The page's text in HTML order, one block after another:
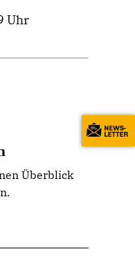
Uhr
Überblick